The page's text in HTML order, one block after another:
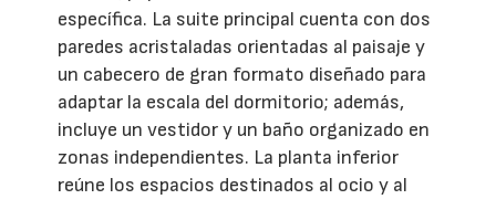
específica. La suite principal cuenta con dos
paredes acristaladas orientadas al paisaje y
un cabecero de gran formato diseñado para
adaptar la escala del dormitorio; además,
incluye un vestidor y un baño organizado en
zonas independientes. La planta inferior
reúne los espacios destinados al ocio y al